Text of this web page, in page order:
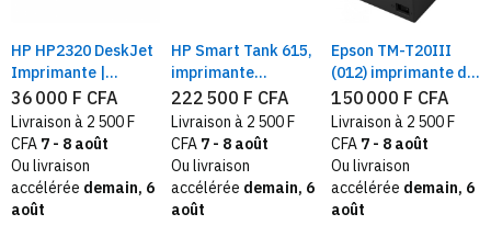
HP HP2320 DeskJet
Imprimante |
Impression, copie,
numérisation vers
PDF | Mémoire
intégrée
36 000 F CFA
Livraison à 2 500 F
CFA 7 - 8 août
Ou livraison
accélérée demain, 6
août
HP Smart Tank 615,
imprimante
multifonction, Wi-Fi,
Copie numérique,
Télécopie, 800
pages en couleurs
222 500 F CFA
Livraison à 2 500 F
CFA 7 - 8 août
Ou livraison
accélérée demain, 6
août
Epson TM-T20III
(012) imprimante de
caisse Ethernet
RJ45 – Ticket POS
thermique 80 mm,
203 x 203 dpi,
découpe
automatique
150 000 F CFA
Livraison à 2 500 F
CFA 7 - 8 août
Ou livraison
accélérée demain, 6
août